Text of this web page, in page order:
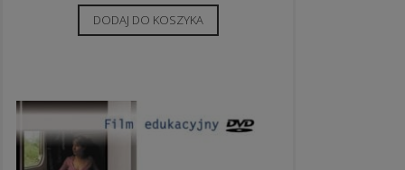
DODAJ DO KOSZYKA